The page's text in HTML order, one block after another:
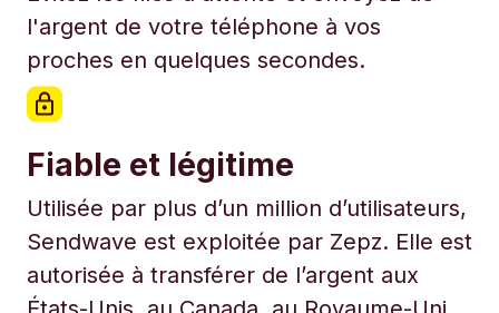
l'argent de votre téléphone à vos
proches en quelques secondes.
Fiable et légitime
Utilisée par plus d’un million d’utilisateurs,
Sendwave est exploitée par Zepz. Elle est
autorisée à transférer de l’argent aux